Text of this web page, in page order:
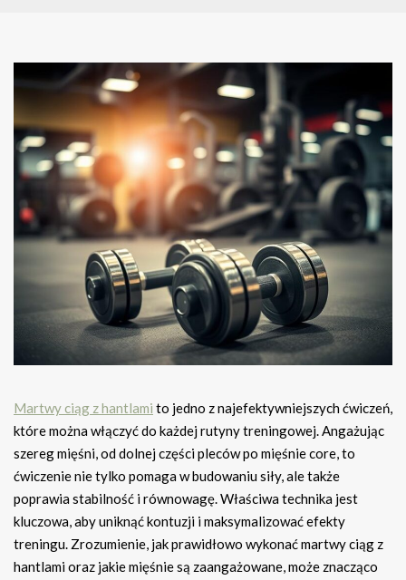
Martwy ciąg z hantlami to jedno z najefektywniejszych ćwiczeń,
które można włączyć do każdej rutyny treningowej. Angażując
szereg mięśni, od dolnej części pleców po mięśnie core, to
ćwiczenie nie tylko pomaga w budowaniu siły, ale także
poprawia stabilność i równowagę. Właściwa technika jest
kluczowa, aby uniknąć kontuzji i maksymalizować efekty
treningu. Zrozumienie, jak prawidłowo wykonać martwy ciąg z
hantlami oraz jakie mięśnie są zaangażowane, może znacząco